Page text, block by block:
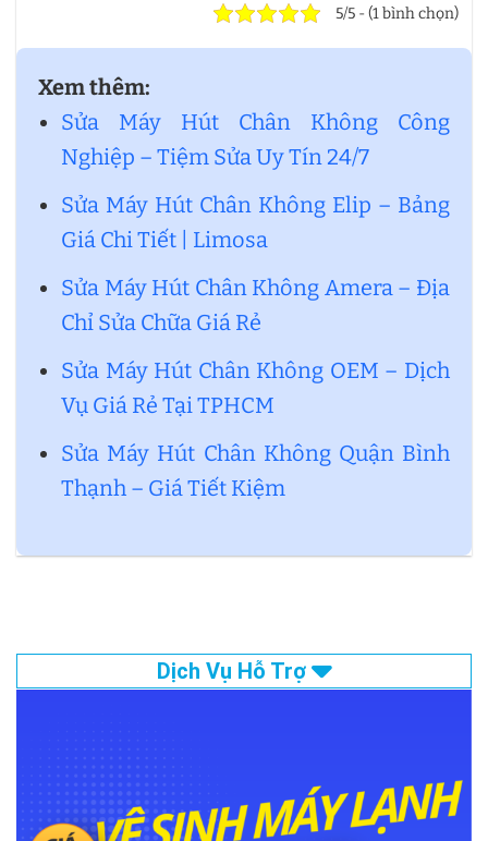
5/5 - (1 bình chọn)
Xem thêm:
Sửa Máy Hút Chân Không Công
Nghiệp – Tiệm Sửa Uy Tín 24/7
Sửa Máy Hút Chân Không Elip – Bảng
Giá Chi Tiết | Limosa
Sửa Máy Hút Chân Không Amera – Địa
Chỉ Sửa Chữa Giá Rẻ
Sửa Máy Hút Chân Không OEM – Dịch
Vụ Giá Rẻ Tại TPHCM
Sửa Máy Hút Chân Không Quận Bình
Thạnh – Giá Tiết Kiệm
Dịch Vụ Hỗ Trợ